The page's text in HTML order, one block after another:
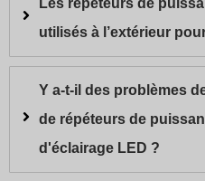
utilisés à l’extérieur
Y a-t-il des problèmes
de répéteurs de
d'éclairage LED ?